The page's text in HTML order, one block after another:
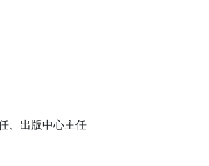
、出版中心主任